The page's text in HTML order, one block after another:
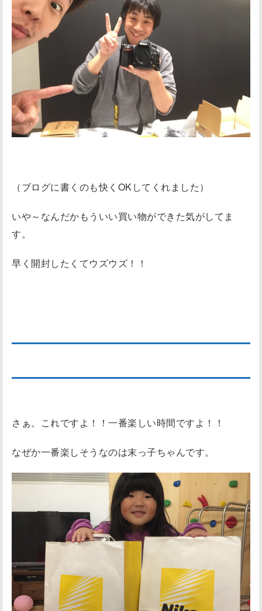
（ブログに書くのも快くOKしてくれました）
いや～なんだかもういい買い物ができた気がしてま
す。
早く開封したくてウズウズ！！
さぁ。これですよ！！一番楽しい時間ですよ！！
なぜか一番楽しそうなのは末っ子ちゃんです。